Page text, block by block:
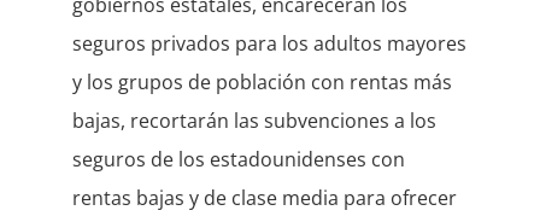
gobiernos estatales, encarecerán los
seguros privados para los adultos mayores
y los grupos de población con rentas más
bajas, recortarán las subvenciones a los
seguros de los estadounidenses con
rentas bajas y de clase media para ofrecer